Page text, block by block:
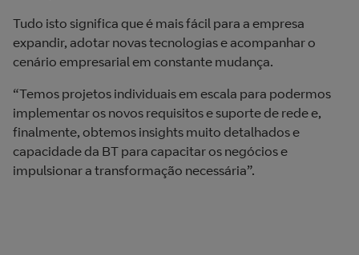
Tudo isto significa que é mais fácil para a empresa
expandir, adotar novas tecnologias e acompanhar o
cenário empresarial em constante mudança.
“Temos projetos individuais em escala para podermos
implementar os novos requisitos e suporte de rede e,
finalmente, obtemos insights muito detalhados e
capacidade da BT para capacitar os negócios e
impulsionar a transformação necessária”.